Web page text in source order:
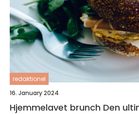
redaktionel
16. January 2024
Hjemmelavet brunch Den ultimative guide til